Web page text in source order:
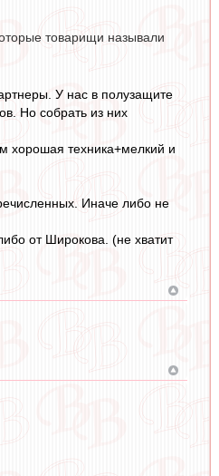
товарищи называли
У нас в полузащите
Но собрать из них
хорошая техника+мелкий и
Иначе либо не
от Широкова. (не хватит